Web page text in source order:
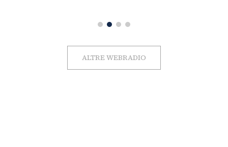
ALTRE WEBRADIO